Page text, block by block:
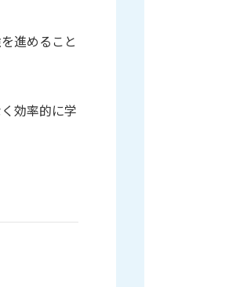
進めること
効率的に学